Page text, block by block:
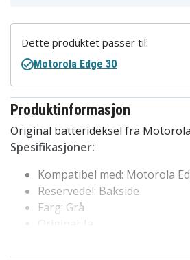
Produktinformasjon
Original batterideksel fra
Spesifikasjoner:
Kompatibel med: Motorola
Reservedel: Bakside
Farg: Grå
Original: Ja
Dette produktet passer til:
Motorola Edge 30